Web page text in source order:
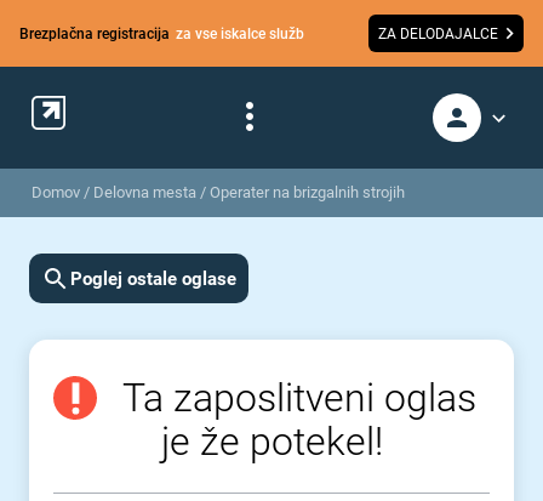
Brezplačna registracija za vse iskalce služb ZA DELODAJALCE
Domov / Delovna mesta / Operater na brizgalnih strojih
Poglej ostale oglase
Ta zaposlitveni oglas
je že potekel!